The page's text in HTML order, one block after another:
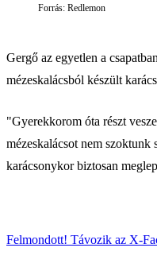
Forrás: Redlemon
Gergő az egyetlen a
mézeskalácsból készült
"Gyerekkorom óta részt
mézeskalácsot nem
karácsonykor biztosan
Felmondott! Távozik az X-